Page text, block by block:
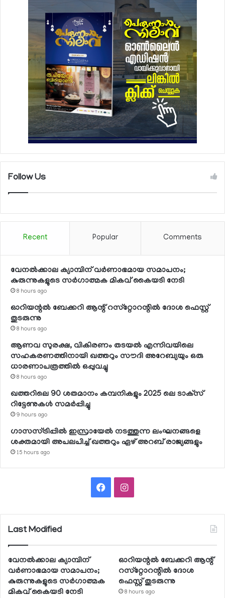
Follow Us
Recent Popular Comments
വേനല്‍ക്കാല ക്യാമ്പിന് വര്‍ണാഭമായ സമാപനം;
കുരുന്നുകളുടെ സര്‍ഗാത്മക മികവ് കൈയടി നേടി
8 hours ago
ഓറിയന്റല്‍ ബേക്കറി ആന്റ് റസ്‌റ്റോറന്റില്‍ ദോശ ഫെസ്റ്റ്
തുടരുന്നു
8 hours ago
ആണവ സുരക്ഷ, വികിരണം തടയല്‍ എന്നിവയിലെ
സഹകരണത്തിനായി ഖത്തറും സൗദി അറേബ്യയും ഒരു
ധാരണാപത്രത്തില്‍ ഒപ്പുവച്ചു
8 hours ago
ഖത്തറിലെ 90 ശതമാനം കമ്പനികളും 2025 ലെ ടാക്‌സ്
റിട്ടേണുകള്‍ സമര്‍പ്പിച്ചു
9 hours ago
ഗാസസ്ട്രിപ്പില്‍ ഇസ്രായേല്‍ നടത്തുന്ന ലംഘനങ്ങളെ
ശക്തമായി അപലപിച്ച് ഖത്തറും ഏഴ് അറബ് രാജ്യങ്ങളും
15 hours ago
FacebookInstagram
Last Modified
വേനല്‍ക്കാല ക്യാമ്പിന്
വര്‍ണാഭമായ സമാപനം;
കുരുന്നുകളുടെ സര്‍ഗാത്മക
മികവ് കൈയടി നേടി
ഓറിയന്റല്‍ ബേക്കറി ആന്റ്
റസ്‌റ്റോറന്റില്‍ ദോശ
ഫെസ്റ്റ് തുടരുന്നു
8 hours ago